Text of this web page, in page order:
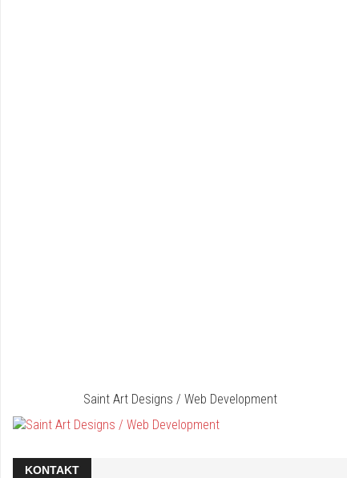
Saint Art Designs / Web Development
KONTAKT